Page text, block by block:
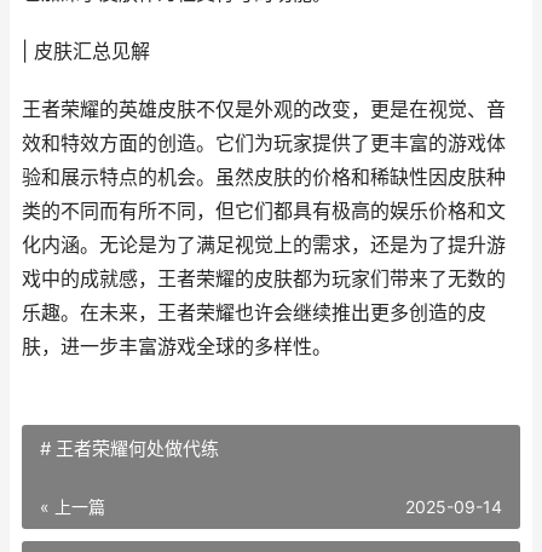
| 皮肤汇总见解
王者荣耀的英雄皮肤不仅是外观的改变，更是在视觉、音
效和特效方面的创造。它们为玩家提供了更丰富的游戏体
验和展示特点的机会。虽然皮肤的价格和稀缺性因皮肤种
类的不同而有所不同，但它们都具有极高的娱乐价格和文
化内涵。无论是为了满足视觉上的需求，还是为了提升游
戏中的成就感，王者荣耀的皮肤都为玩家们带来了无数的
乐趣。在未来，王者荣耀也许会继续推出更多创造的皮
肤，进一步丰富游戏全球的多样性。
# 王者荣耀何处做代练
« 上一篇 2025-09-14